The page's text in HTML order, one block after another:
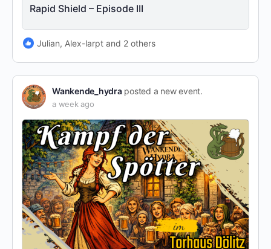
Rapid Shield – Episode III
Julian, Alex-larpt and 2 others
Wankende_hydraposted a new event.
a week ago